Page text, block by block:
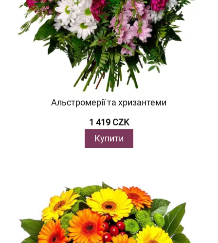
Альстромерії та хризантеми
1 419 CZK
Купити